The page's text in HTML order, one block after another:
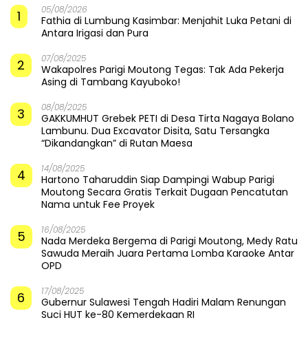
1
05/08/2026
Fathia di Lumbung Kasimbar: Menjahit Luka Petani di
Antara Irigasi dan Pura
2 07/08/2025
Wakapolres Parigi Moutong Tegas: Tak Ada Pekerja
Asing di Tambang Kayuboko!
3 08/08/2025
GAKKUMHUT Grebek PETI di Desa Tirta Nagaya Bolano
Lambunu. Dua Excavator Disita, Satu Tersangka
“Dikandangkan” di Rutan Maesa
4 14/08/2025
Hartono Taharuddin Siap Dampingi Wabup Parigi
Moutong Secara Gratis Terkait Dugaan Pencatutan
Nama untuk Fee Proyek
5 16/08/2025
Nada Merdeka Bergema di Parigi Moutong, Medy Ratu
Sawuda Meraih Juara Pertama Lomba Karaoke Antar
OPD
6 17/08/2025
Gubernur Sulawesi Tengah Hadiri Malam Renungan
Suci HUT ke-80 Kemerdekaan RI